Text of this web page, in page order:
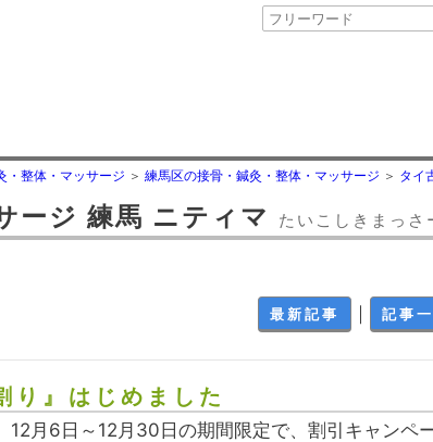
・整体・マッサージ 練馬区の接骨・鍼灸・整体・マッサージ タイ
ージ 練馬 ニティマ たいこしきまっ
最新記事 ｜ 記事
り』はじめました
12月6日～12月30日の期間限定で、割引キャン